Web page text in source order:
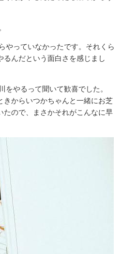
やっていなかったです。それくら
んだという面白さを感じまし
やるって聞いて歓喜でした。
きからいつかちゃんと一緒にお芝
たので、まさかそれがこんなに早